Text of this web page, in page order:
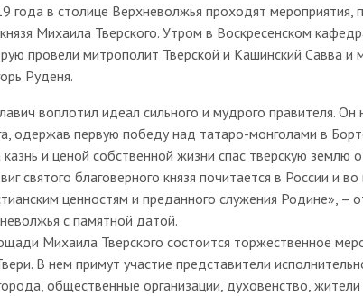
года в столице Верхневолжья проходят
Михаила Тверского. Утром в Воскресенском
провели митрополит Тверской и Кашинский Савва
Руденя.
воплотил идеал сильного и мудрого правителя.
одержав первую победу над татаро-монголами в
и ценой собственной жизни спас тверскую землю
святого благоверного князя почитается в России и
ценностям и преданного служения Родине», –
с памятной датой.
Михаила Тверского состоится торжественное
В нем примут участие представители
общественные организации, духовенство, жители